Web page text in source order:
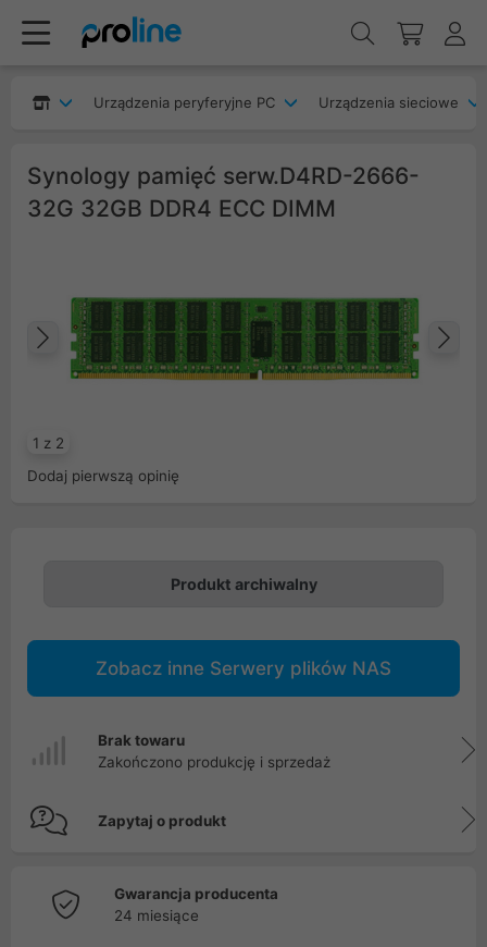
Urządzenia peryferyjne PC Urządzenia sieciowe
Synology pamięć serw.D4RD-2666-
32G 32GB DDR4 ECC DIMM
1 z 2
Poprzedni
Dodaj pierwszą opinię
Produkt archiwalny
Zobacz inne Serwery plików NAS
Brak towaru
Zakończono produkcję i sprzedaż
Zapytaj o produkt
Gwarancja producenta
24 miesiące